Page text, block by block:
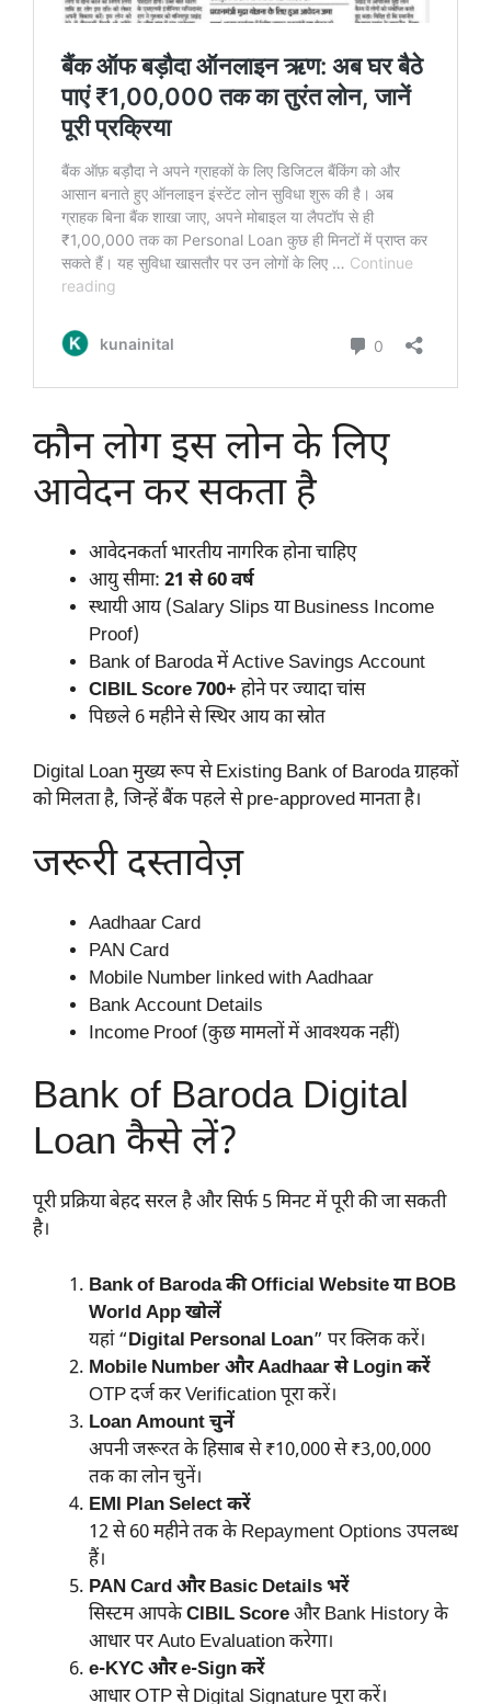
कौन लोग इस लोन के लिए
आवेदन कर सकता है
आवेदनकर्ता भारतीय नागरिक होना चाहिए
आयु सीमा: 21 से 60 वर्ष
स्थायी आय (Salary Slips या Business Income
Proof)
Bank of Baroda में Active Savings Account
CIBIL Score 700+ होने पर ज्यादा चांस
पिछले 6 महीने से स्थिर आय का स्रोत
Digital Loan मुख्य रूप से Existing Bank of Baroda ग्राहकों
को मिलता है, जिन्हें बैंक पहले से pre-approved मानता है।
जरूरी दस्तावेज़
Aadhaar Card
PAN Card
Mobile Number linked with Aadhaar
Bank Account Details
Income Proof (कुछ मामलों में आवश्यक नहीं)
Bank of Baroda Digital
Loan कैसे लें?
पूरी प्रक्रिया बेहद सरल है और सिर्फ 5 मिनट में पूरी की जा सकती
है।
Bank of Baroda की Official Website या BOB
World App खोलें
यहां “Digital Personal Loan” पर क्लिक करें।
Mobile Number और Aadhaar से Login करें
OTP दर्ज कर Verification पूरा करें।
Loan Amount चुनें
अपनी जरूरत के हिसाब से ₹10,000 से ₹3,00,000
तक का लोन चुनें।
EMI Plan Select करें
12 से 60 महीने तक के Repayment Options उपलब्ध
हैं।
PAN Card और Basic Details भरें
सिस्टम आपकेCIBIL Scoreऔर Bank History के
आधार पर Auto Evaluation करेगा।
e-KYC और e-Sign करें
आधार OTP से Digital Signature पूरा करें।